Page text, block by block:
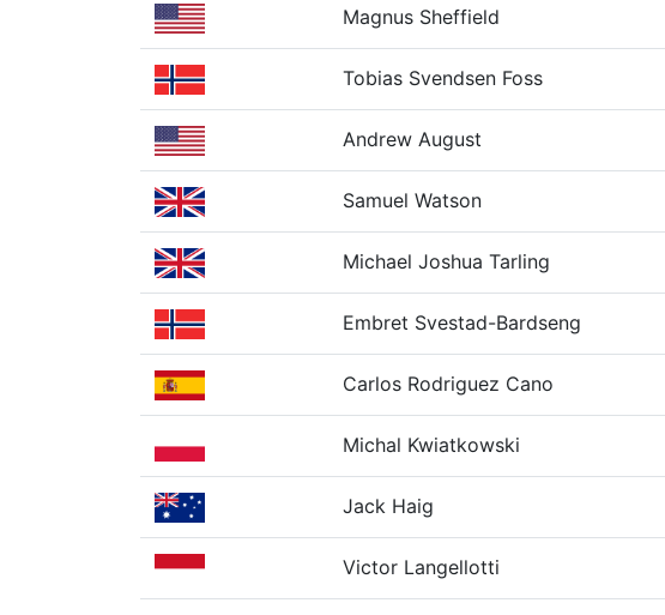
Magnus Sheffield
Tobias Svendsen Foss
Andrew August
Samuel Watson
Michael Joshua Tarling
Embret Svestad-Bardseng
Carlos Rodriguez Cano
Michal Kwiatkowski
Jack Haig
Victor Langellotti